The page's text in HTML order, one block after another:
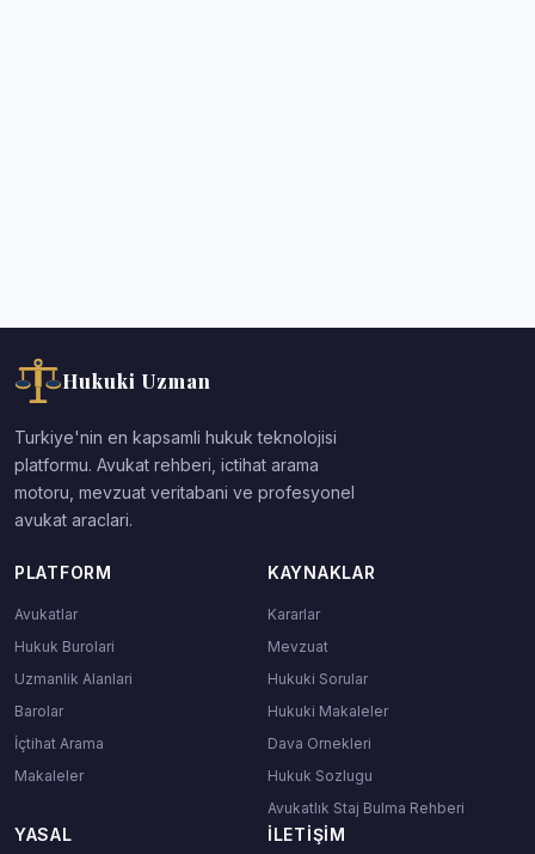
Hukuki Uzman
Turkiye'nin en kapsamli hukuk teknolojisi
platformu. Avukat rehberi, ictihat arama
motoru, mevzuat veritabani ve profesyonel
avukat araclari.
PLATFORM
Avukatlar
Hukuk Burolari
Uzmanlik Alanlari
Barolar
İçtihat Arama
Makaleler
KAYNAKLAR
Kararlar
Mevzuat
Hukuki Sorular
Hukuki Makaleler
Dava Ornekleri
Hukuk Sozlugu
Avukatlık Staj Bulma Rehberi
YASAL İLETIŞIM